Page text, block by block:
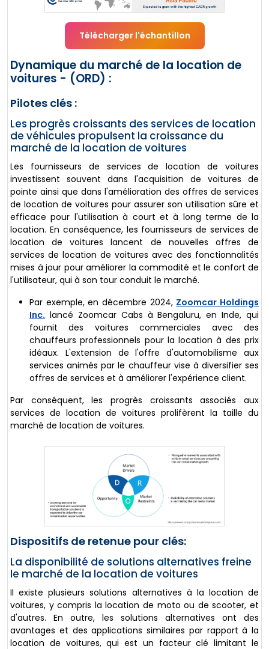
Télécharger l'échantillon
Dynamique du marché de la location de
voitures - (ORD) :
Pilotes clés :
Les progrès croissants des services de location
de véhicules propulsent la croissance du
marché de la location de voitures
Les fournisseurs de services de location de voitures
investissent souvent dans l'acquisition de voitures de
pointe ainsi que dans l'amélioration des offres de services
de location de voitures pour assurer son utilisation sûre et
efficace pour l'utilisation à court et à long terme de la
location. En conséquence, les fournisseurs de services de
location de voitures lancent de nouvelles offres de
services de location de voitures avec des fonctionnalités
mises à jour pour améliorer la commodité et le confort de
l'utilisateur, qui à son tour conduit le marché.
Par exemple, en décembre 2024, Zoomcar Holdings
Inc. lancé Zoomcar Cabs à Bengaluru, en Inde, qui
fournit des voitures commerciales avec des
chauffeurs professionnels pour la location à des prix
idéaux. L'extension de l'offre d'automobilisme aux
services animés par le chauffeur vise à diversifier ses
offres de services et à améliorer l'expérience client.
Par conséquent, les progrès croissants associés aux
services de location de voitures prolifèrent la taille du
marché de location de voitures.
Dispositifs de retenue pour clés:
La disponibilité de solutions alternatives freine
le marché de la location de voitures
Il existe plusieurs solutions alternatives à la location de
voitures, y compris la location de moto ou de scooter, et
d'autres. En outre, les solutions alternatives ont des
avantages et des applications similaires par rapport à la
location de voitures, qui est un facteur clé limitant le